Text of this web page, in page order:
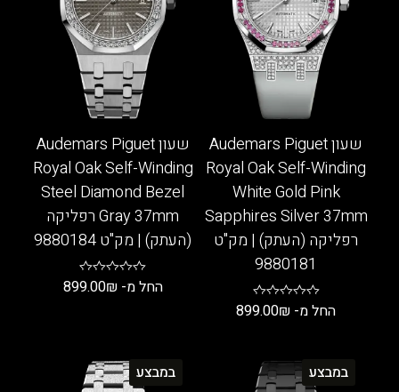
שעון Audemars Piguet
Royal Oak Self-Winding
White Gold Pink
Sapphires Silver 37mm
רפליקה (העתק) | מק"ט
9880181
החל מ- 899.00₪
זה
יש
שעון Audemars Piguet
Royal Oak Self-Winding
Steel Diamond Bezel
Gray 37mm רפליקה
(העתק) | מק"ט 9880184
החל מ- 899.00₪
יש
מספר
במבצע במבצע